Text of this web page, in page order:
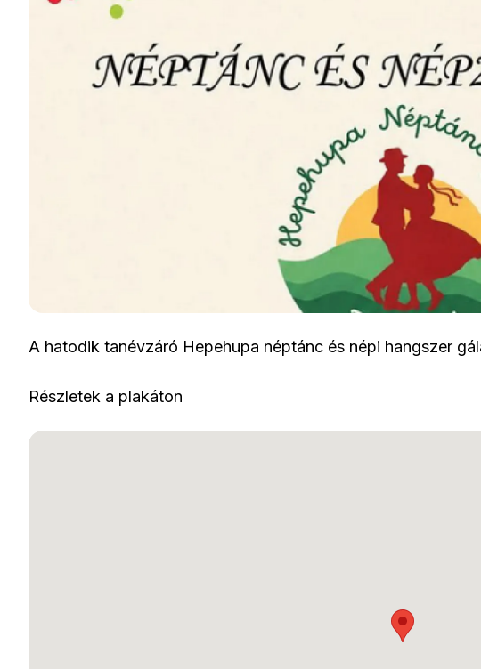
A hatodik tanévzáró Hepehupa néptánc és népi hangszer
Részletek a plakáton